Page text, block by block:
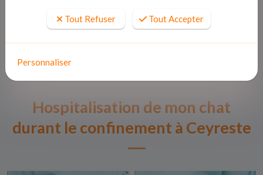
Hospitalisation de mon chat
durant le confinement à Ceyreste
Tout Refuser Tout Accepter
Personnaliser